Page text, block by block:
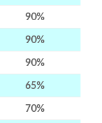
90%
90%
90%
65%
70%